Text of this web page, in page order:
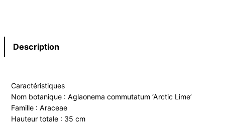
Description
Caractéristiques
Nom botanique : Aglaonema commutatum ‘Arctic Lime’
Famille : Araceae
Hauteur totale : 35 cm